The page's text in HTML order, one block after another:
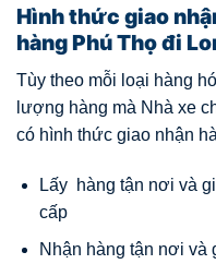
Hình thức giao
hàng Phú Thọ đi
Tùy theo mỗi loại hàng
lượng hàng mà Nhà xe
có hình thức giao nhận
Lấy hàng tận nơi và
cấp
Nhận hàng tận nơi và